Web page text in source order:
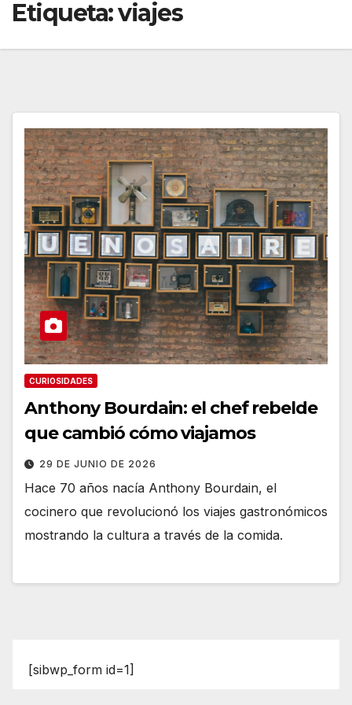
Etiqueta:viajes
CURIOSIDADES
Anthony Bourdain: el chef rebelde
que cambió cómo viajamos
29 DE JUNIO DE 2026
Hace 70 años nacía Anthony Bourdain, el
cocinero que revolucionó los viajes gastronómicos
mostrando la cultura a través de la comida.
[sibwp_form id=1]